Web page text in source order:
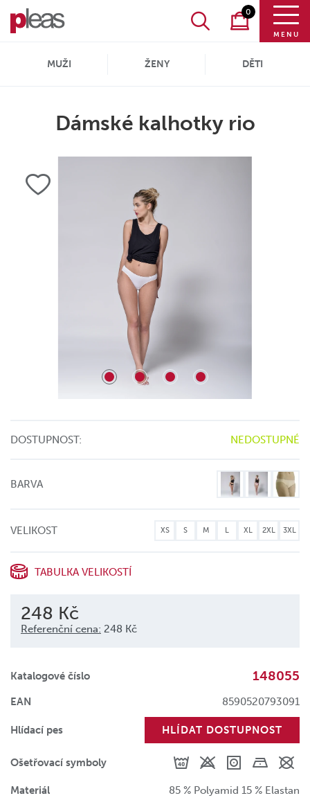
0
MENU
MUŽI ŽENY DĚTI
Dámské kalhotky rio
DOSTUPNOST: NEDOSTUPNÉ
BARVA
VELIKOST XS S M L XL 2XL 3XL
TABULKA VELIKOSTÍ
248 Kč
Referenční cena: 248 Kč
Katalogové číslo 148055
EAN 8590520793091
Hlídací pes HLÍDAT DOSTUPNOST
Ošetřovací symboly
Materiál
85 % Polyamid 15 % Elastan